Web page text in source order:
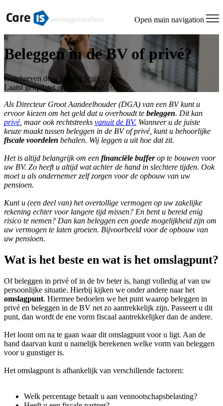
Open main navigation
Beleggen in de BV of privé?
Geschreven door Wessel Stuijt
Laatst geüpdatet op 1 oktober 2020
Als Directeur Groot Aandeelhouder (DGA) van een BV kunt u
ervoor kiezen om het geld dat u overhoudt te beleggen. Dit kan
privé, maar ook rechtstreeks vanuit de BV. Wanneer u de juiste
keuze maakt tussen beleggen in de BV of privé, kunt u behoorlijke
fiscale voordelen behalen. Wij leggen u uit hoe dat zit.
Het is altijd belangrijk om een financiële bufferop te bouwen voor
uw BV. Zo heeft u altijd wat achter de hand in slechtere tijden. Ook
moet u als ondernemer zelf zorgen voor de opbouw van uw
pensioen.
Kunt u (een deel van) het overtollige vermogen op uw zakelijke
rekening echter voor langere tijd missen? En bent u bereid enig
risico te nemen? Dan kan beleggen een goede mogelijkheid zijn om
uw vermogen te laten groeien. Bijvoorbeeld voor de opbouw van
uw pensioen.
Wat is het beste en wat is het omslagpunt?
Of beleggen in privé of in de bv beter is, hangt volledig af van uw
persoonlijke situatie. Hierbij kijken we onder andere naar het
omslagpunt. Hiermee bedoelen we het punt waarop beleggen in
privé en beleggen in de BV net zo aantrekkelijk zijn. Passeert u dit
punt, dan wordt de ene vorm fiscaal aantrekkelijker dan de andere.
Het loont om na te gaan waar dit omslagpunt voor u ligt. Aan de
hand daarvan kunt u namelijk berekenen welke vorm van beleggen
voor u gunstiger is.
Het omslagpunt is afhankelijk van verschillende factoren:
Welk percentage betaalt u aan vennootschapsbelasting?